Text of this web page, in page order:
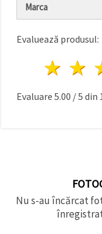
Marca
Evaluează produsul:
1
Evaluare 5.00 /5 din
Nu s-au încărcat